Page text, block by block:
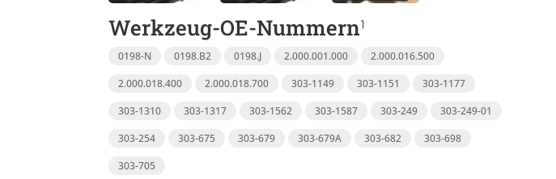
Werkzeug-OE-Nummern
0198-N 0198.B2 0198.J 2.000.001.000
2.000.016.500
2.000.018.400
2.000.018.700 303-1149 303-1151
303-1177
303-1310
303-1317 303-1562 303-1587 303-249
303-249-01
303-254
303-675 303-679 303-679A 303-682
303-698
303-705